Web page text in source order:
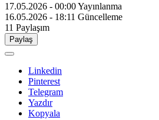
17.05.2026 - 00:00Yayınlanma
16.05.2026 - 18:11 Güncelleme
11 Paylaşım
Paylaş
Linkedin
Pinterest
Telegram
Yazdır
Kopyala